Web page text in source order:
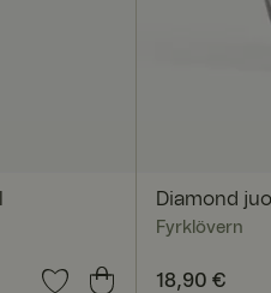
Diamond
Fyrklövern
Hinta :
18,90 €
x-ms-routing-